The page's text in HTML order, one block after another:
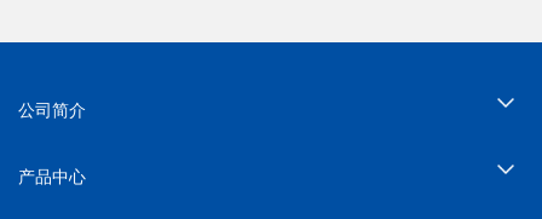
公司简介
产品中心